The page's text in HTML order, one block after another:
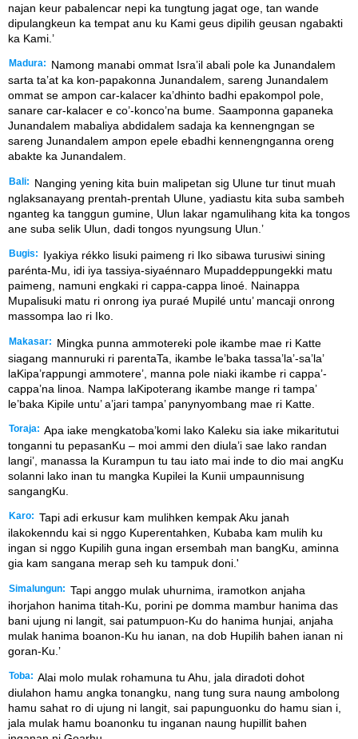
najan keur pabalencar nepi ka tungtung jagat oge, tan wande
dipulangkeun ka tempat anu ku Kami geus dipilih geusan ngabakti
ka Kami.’
Madura:
Namong manabi ommat Isra’il abali pole ka Junandalem
sarta ta’at ka kon-papakonna Junandalem, sareng Junandalem
ommat se ampon car-kalacer ka’dhinto badhi epakompol pole,
sanare car-kalacer e co’-konco’na bume. Saamponna gapaneka
Junandalem mabaliya abdidalem sadaja ka kennengngan se
sareng Junandalem ampon epele ebadhi kennengnganna oreng
abakte ka Junandalem.
Bali:
Nanging yening kita buin malipetan sig Ulune tur tinut muah
nglaksanayang prentah-prentah Ulune, yadiastu kita suba sambeh
nganteg ka tanggun gumine, Ulun lakar ngamulihang kita ka tongos
ane suba selik Ulun, dadi tongos nyungsung Ulun.’
Bugis:
Iyakiya rékko lisuki paimeng ri Iko sibawa turusiwi sining
parénta-Mu, idi iya tassiya-siyaénnaro Mupaddeppungekki matu
paimeng, namuni engkaki ri cappa-cappa linoé. Nainappa
Mupalisuki matu ri onrong iya puraé Mupilé untu’ mancaji onrong
massompa lao ri Iko.
Makasar:
Mingka punna ammotereki pole ikambe mae ri Katte
siagang mannuruki ri parentaTa, ikambe le’baka tassa’la’-sa’la’
laKipa’rappungi ammotere’, manna pole niaki ikambe ri cappa’-
cappa’na linoa. Nampa laKipoterang ikambe mange ri tampa’
le’baka Kipile untu’ a’jari tampa’ panynyombang mae ri Katte.
Toraja: Apa iake mengkatoba’komi lako Kaleku sia iake mikaritutui
tonganni tu pepasanKu – moi ammi den diula’i sae lako randan
langi’, manassa la Kurampun tu tau iato mai inde to dio mai angKu
solanni lako inan tu mangka Kupilei la Kunii umpaunnisung
sangangKu.
Karo: Tapi adi erkusur kam mulihken kempak Aku janah
ilakokenndu kai si nggo Kuperentahken, Kubaba kam mulih ku
ingan si nggo Kupilih guna ingan ersembah man bangKu, aminna
gia kam sangana merap seh ku tampuk doni.'
Simalungun: Tapi anggo mulak uhurnima, iramotkon anjaha
ihorjahon hanima titah-Ku, porini pe domma mambur hanima das
bani ujung ni langit, sai patumpuon-Ku do hanima hunjai, anjaha
mulak hanima boanon-Ku hu ianan, na dob Hupilih bahen ianan ni
goran-Ku.ʼ
Toba: Alai molo mulak rohamuna tu Ahu, jala diradoti dohot
diulahon hamu angka tonangku, nang tung sura naung ambolong
hamu sahat ro di ujung ni langit, sai papunguonku do hamu sian i,
jala mulak hamu boanonku tu inganan naung hupillit bahen